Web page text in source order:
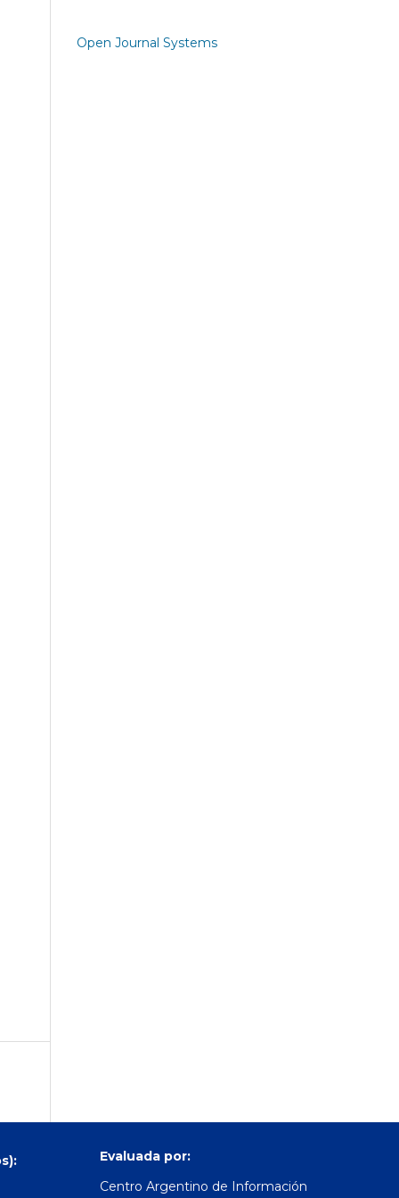
Open Journal Systems
Evaluada por:
Centro Argentino de Información